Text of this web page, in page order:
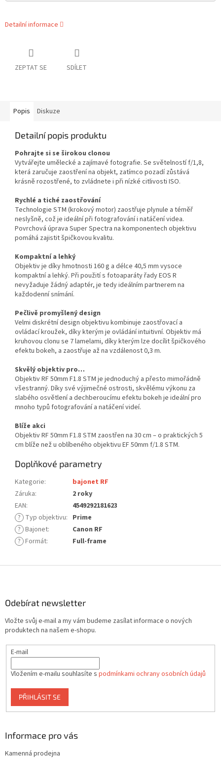
Detailní informace
ZEPTAT SE SDÍLET
Popis Diskuze
Detailní popis produktu
Pohrajte si se širokou clonou
Vytvářejte umělecké a zajímavé fotografie. Se světelností f/1,8,
která zaručuje zaostření na objekt, zatímco pozadí zůstává
krásně rozostřené, to zvládnete i při nízké citlivosti ISO.
Rychlé a tiché zaostřování
Technologie STM (krokový motor) zaostřuje plynule a téměř
neslyšně, což je ideální při fotografování i natáčení videa.
Povrchová úprava Super Spectra na komponentech objektivu
pomáhá zajistit špičkovou kvalitu.
Kompaktní a lehký
Objektiv je díky hmotnosti 160 g a délce 40,5 mm vysoce
kompaktní a lehký. Při použití s fotoaparáty řady EOS R
nevyžaduje žádný adaptér, je tedy ideálním partnerem na
každodenní snímání.
Pečlivě promyšlený design
Velmi diskrétní design objektivu kombinuje zaostřovací a
ovládací kroužek, díky kterým je ovládání intuitivní. Objektiv má
kruhovou clonu se 7 lamelami, díky kterým lze docílit špičkového
efektu bokeh, a zaostřuje až na vzdálenost 0,3 m.
Skvělý objektiv pro…
Objektiv RF 50mm F1.8 STM je jednoduchý a přesto mimořádně
všestranný. Díky své výjimečné ostrosti, skvělému výkonu za
slabého osvětlení a dechberoucímu efektu bokeh je ideální pro
mnoho typů fotografování a natáčení videí.
Blíže akci
Objektiv RF 50mm F1.8 STM zaostřen na 30 cm – o praktických 5
cm blíže než u oblíbeného objektivu EF 50mm f/1.8 STM.
Doplňkové parametry
Kategorie:
bajonet RF
Záruka:
2 roky
EAN:
4549292181623
? Typ objektivu: Prime
? Bajonet:
Canon RF
? Formát: Full-frame
Odebírat newsletter
Vložte svůj e-mail a my vám budeme zasílat informace o nových
produktech na našem e-shopu.
E-mail
Vložením e-mailu souhlasíte s podmínkami ochrany osobních údajů
PŘIHLÁSIT SE
Informace pro vás
Kamenná prodejna